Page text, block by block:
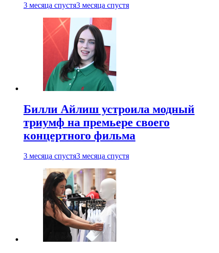
3 месяца спустя3 месяца спустя
Билли Айлиш устроила модный
триумф на премьере своего
концертного фильма
3 месяца спустя3 месяца спустя